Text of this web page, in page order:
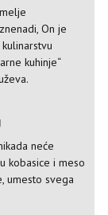
On je
kuhinje“
neće
kobasice i meso
umesto svega